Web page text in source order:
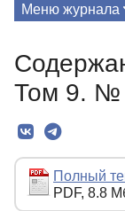
Меню журнала
О Журнале
Редколлегия
Редакционная
Том 9. №
Полный
PDF, 8.8